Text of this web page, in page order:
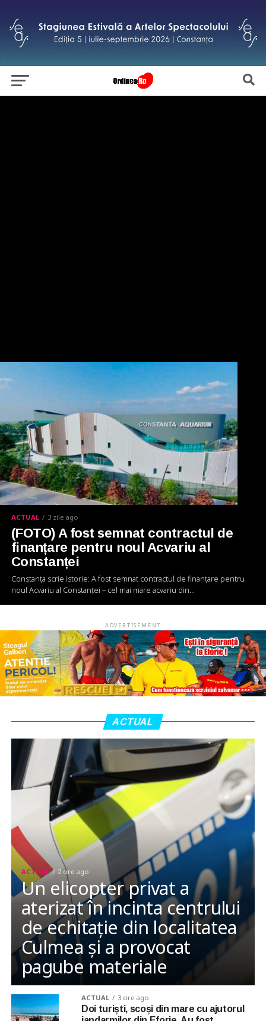
ACTUAL 3 zile ago
(FOTO) A fost semnat contractul de
finanțare pentru noul Acvariu al
Constanței
Constanța scrie istorie: A fost semnat contractul de finanțare pentru
noul Acvariu al Constanței – cel mai mare acvariu din...
ADVERTISEMENT
ACTUAL
ACTUAL 2 ore ago
Un elicopter privat a
aterizat în incinta centrului
de echitație din localitatea
Culmea și a provocat
pagube materiale
ACTUAL 3 ore ago
Doi turiști, scoși din mare cu ajutorul